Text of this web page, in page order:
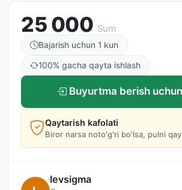
25 000 Sum
Bajarish uchun 1 kun
100% gacha qayta ishlash
Buyurtma berish
Qaytarish kafolati
Biror narsa noto'g'ri bo'lsa, pulni
levsigma